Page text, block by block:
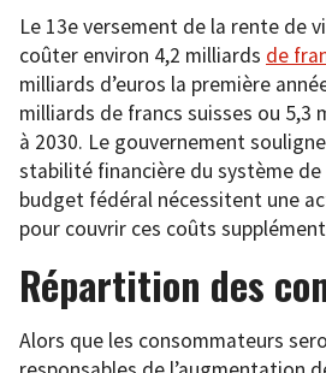
Le 13e versement de la rente de
coûter environ 4,2 milliards de
milliards d’euros la première
milliards de francs suisses ou 5,3
à 2030. Le gouvernement
stabilité financière du système
budget fédéral nécessitent une
pour couvrir ces coûts
Répartition des
Alors que les consommateurs